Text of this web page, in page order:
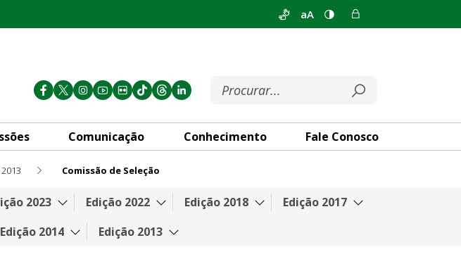
aA
Comunicação Conhecimento Fale Conosco
Comissão de Seleção
2023 Edição 2022 Edição 2018
Edição 2017
Edição 2014 Edição 2013